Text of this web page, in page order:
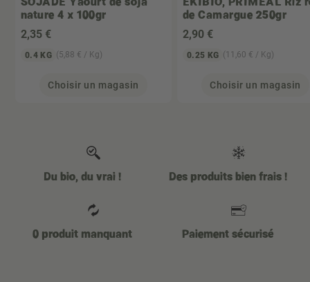
nature 4 x 100gr
2,35 €
0.4 KG (5,88 € / Kg)
Choisir un magasin
de Camargue 250gr
2,90 €
0.25 KG (11,60 € / Kg)
Choisir un magasin
Du bio, du vrai ! Des produits bien frais !
0 produit manquant Paiement sécurisé